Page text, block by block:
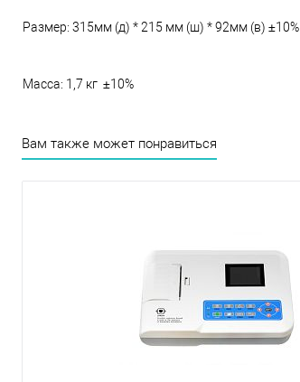
Размер: 315мм (д) * 215 мм (ш) * 92мм (в) ±10%
Масса: 1,7 кг ±10%
Вам также может понравиться